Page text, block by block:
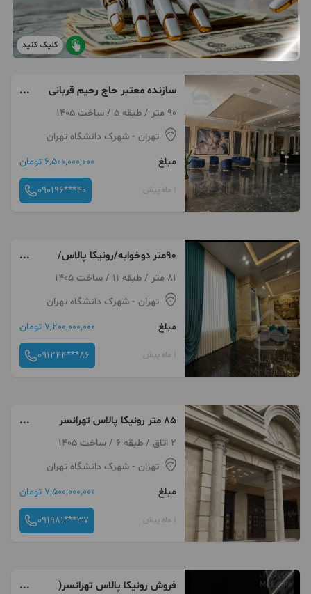
کلیک کنید
سازنده معتبر حاج رحیم قربانی
2خواب فول دیزاین
90 متر / طبقه 5 / ساخت 1405
تهران - شهرک دانشگاه تهران
مبلغ
6,500,000,000 تومان
1 ماه پیش 090196***40
۹۰متر دوخوابه/رونیکا پالاس/
چیتگر/تهرانسر
81 متر / طبقه 11 / ساخت 1405
تهران - شهرک دانشگاه تهران
مبلغ
7,200,000,000 تومان
1 ماه پیش 091244***86
۸۵ متر رونیکا پالاس تهرانسر
جنوب دریاچه منطقه۲۱
2 اتاق / طبقه 6 / ساخت 1405
تهران - شهرک دانشگاه تهران
مبلغ
7,500,000,000 تومان
1 ماه پیش 091981***37
فروش رونیکا پالاس تهرانسر(